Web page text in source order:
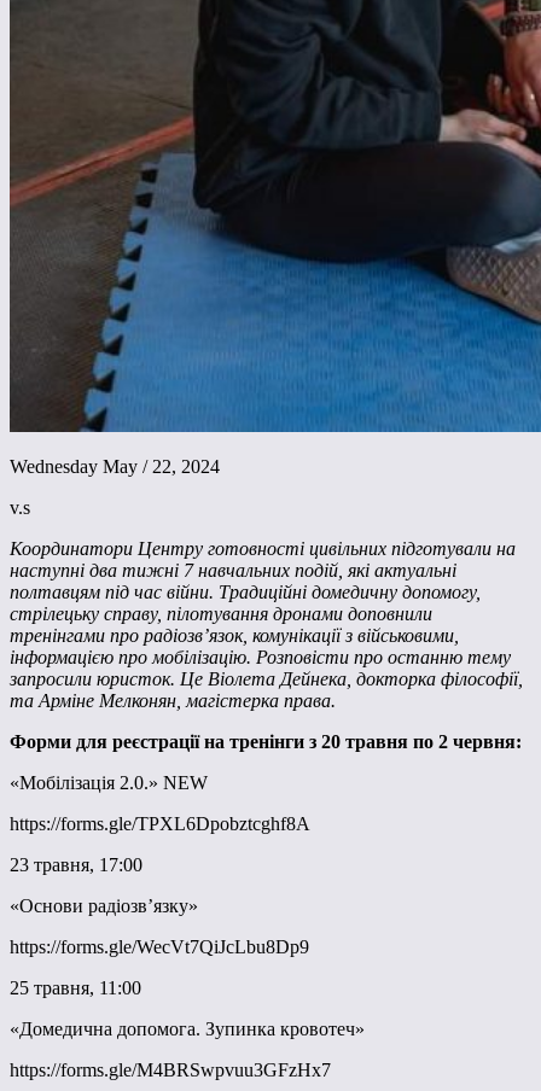
Wednesday May / 22, 2024
v.s
Координатори Центру готовності цивільних підготували на
наступні два тижні 7 навчальних подій, які актуальні
полтавцям під час війни. Традиційні домедичну допомогу,
стрілецьку справу, пілотування дронами доповнили
тренінгами про радіозв’язок, комунікації з військовими,
інформацією про мобілізацію. Розповісти про останню тему
запросили юристок. Це Віолета Дейнека, докторка філософії,
та Арміне Мелконян, магістерка права.
Форми для реєстрації на тренінги з 20 травня по 2 червня:
«Мобілізація 2.0.» NEW
https://forms.gle/TPXL6Dpobztcghf8A
23 травня, 17:00
«Основи радіозв’язку»
https://forms.gle/WecVt7QiJcLbu8Dp9
25 травня, 11:00
«Домедична допомога. Зупинка кровотеч»
https://forms.gle/M4BRSwpvuu3GFzHx7